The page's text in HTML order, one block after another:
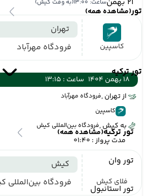
تور(مشاهده همه)
تور ترکیه
تور ترکیه(مشاهده همه)
تور وان
تور استانبول
ساعت: 13:00 (به وقت کیش)
کاسپین
تهران
فرودگاه مهرآباد
18 بهمن 1404
ساعت : 13:15
از تهران ,فرودگاه مهرآباد
کاسپین
به کیش ,فرودگاه بین‌المللی کیش
مدت پرواز : 01:40
فلای کیش
کیش
فرودگاه بین‌المللی